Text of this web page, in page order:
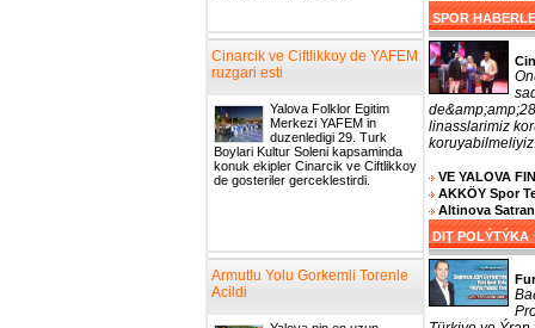
Cinarcik ve Ciftlikkoy de YAFEM
ruzgari esti
Yalova Folklor Egitim
Merkezi YAFEM in
duzenledigi 29. Turk
Boylari Kultur Soleni kapsaminda
konuk ekipler Cinarcik ve Ciftlikkoy
de gosteriler gerceklestirdi.
Armutlu Yolu Gorkemli Torenle
Acildi
SPOR
linasslarimiz
VE YALOVA
AKKÖY Spor
Altinova
DIŢ POLÝTÝKA